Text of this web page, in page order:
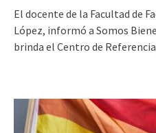
El docente de la Facultad de
López, informó a Somos
brinda el Centro de Referencia